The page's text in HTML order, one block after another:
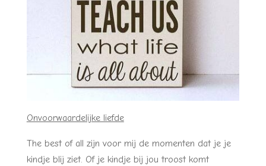
Onvoorwaardelijke liefde
The best of all zijn voor mij de momenten dat je je
kindje blij ziet. Of je kindje bij jou troost komt